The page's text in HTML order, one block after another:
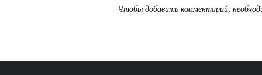
Чтобы добавить комментарий,